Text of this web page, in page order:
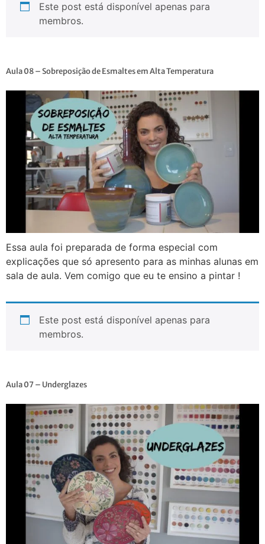
Este post está disponível apenas para
membros.
Aula 08 – Sobreposição de Esmaltes em Alta Temperatura
Essa aula foi preparada de forma especial com
explicações que só apresento para as minhas alunas em
sala de aula. Vem comigo que eu te ensino a pintar !
Este post está disponível apenas para
membros.
Aula 07 – Underglazes